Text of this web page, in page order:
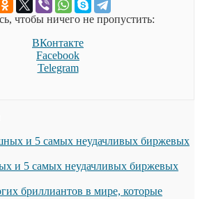
чтобы ничего не пропустить:
ВКонтакте
Facebook
Telegram
и 5 самых неудачливых биржевых